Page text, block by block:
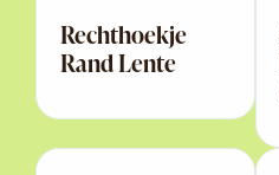
Rechthoekje
Rand Lente